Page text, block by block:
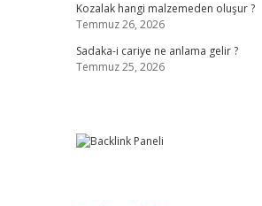
Kozalak hangi malzemeden oluşur ?
Temmuz 26, 2026
Sadaka-i cariye ne anlama gelir ?
Temmuz 25, 2026